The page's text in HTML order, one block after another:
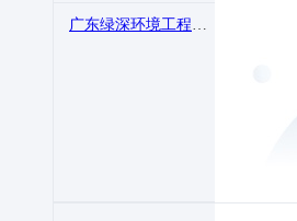
广东绿深环境工程有限公司